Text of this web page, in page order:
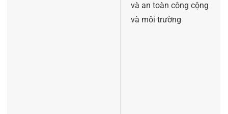
và an toàn công cộng
và môi trường